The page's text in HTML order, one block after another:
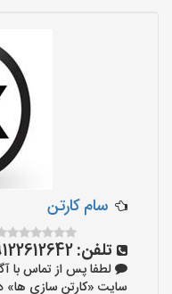
سام کارتن
تلفن:
لطفا پس از تماس با